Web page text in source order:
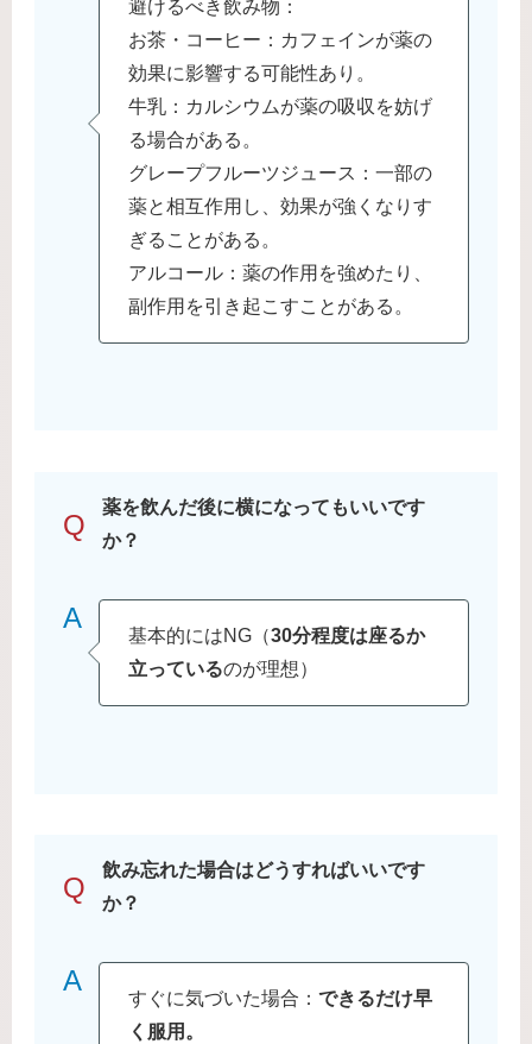
避けるべき飲み物：
お茶・コーヒー：カフェインが薬の
効果に影響する可能性あり。
牛乳：カルシウムが薬の吸収を妨げ
る場合がある。
グレープフルーツジュース：一部の
薬と相互作用し、効果が強くなりす
ぎることがある。
アルコール：薬の作用を強めたり、
副作用を引き起こすことがある。
Q
薬を飲んだ後に横になってもいいです
か？
A
基本的にはNG（30分程度は座るか
立っているのが理想）
Q
飲み忘れた場合はどうすればいいです
か？
A
すぐに気づいた場合：できるだけ早
く服用。